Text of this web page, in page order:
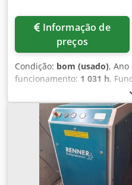
preços
Condição: bom (usado),
funcionamento: 1 031 h,
18 999
mm Comprimento da
posição de trabalho: 28.219
Altura de descarga a 22
Dcodpfsyw Hluex Aarek
operacional: 18.999 kg
2.489 x 3.149 mm (C x L x A)
Capacidade: aprox. 700 t/h